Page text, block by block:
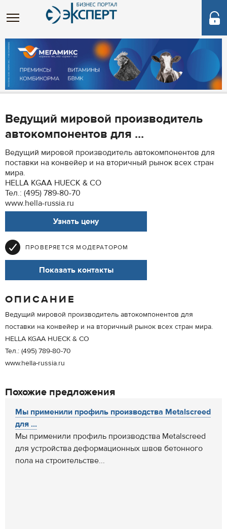
Ведущий мировой производитель
автокомпонентов для ...
Ведущий мировой производитель автокомпонентов для
поставки на конвейер и на вторичный рынок всех стран
мира.
HELLA KGAA HUECK & CO
Тел.: (495) 789-80-70
www.hella-russia.ru
Узнать цену
ПРОВЕРЯЕТСЯ МОДЕРАТОРОМ
Показать контакты
ОПИСАНИЕ
Ведущий мировой производитель автокомпонентов для
поставки на конвейер и на вторичный рынок всех стран мира.
HELLA KGAA HUECK & CO
Тел.: (495) 789-80-70
www.hella-russia.ru
Похожие предложения
Мы применили профиль производства Metalscreed
для ...
Мы применили профиль производства Metalscreed
для устройства деформационных швов бетонного
пола на строительстве...